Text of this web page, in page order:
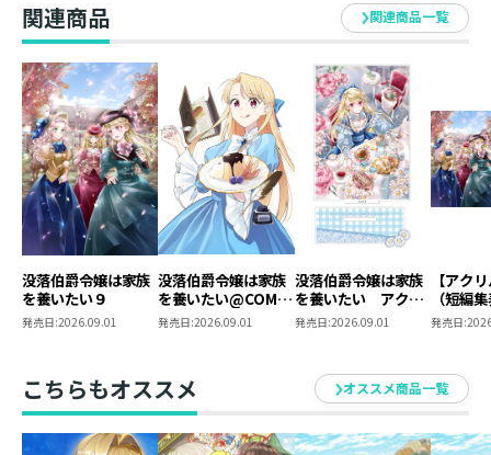
関連商品 関連商品一覧
没落伯爵令嬢は家族
を養いたい９
発売日:2026.09.01
没落伯爵令嬢は家族
を養いたい@COMIC
第4巻
発売日:2026.09.01
没落伯爵令嬢は家族
を養いたい アクリ
ルスタンド（短編集
発売日:2026.09.01
【アク
（短編
き】没
発売日:
こちらもオススメ オススメ商品一覧